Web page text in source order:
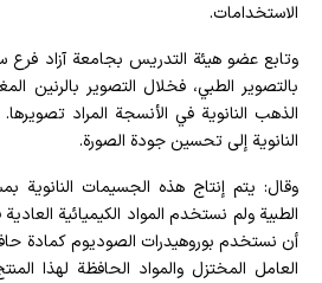
الاستخدامات.
وتابع عضو هيئة التدريس بجامعة آزاد فرع
بالتصوير الطبي، فخلال التصوير بالرنين
الذهب النانوية في الأنسجة المراد
النانوية إلى تحسين جودة الصورة.
وقال: يتم إنتاج هذه الجسيمات النانوية
الطبية ولم نستخدم المواد الكيميائية
أن نستخدم بوروهيدرات الصوديوم كمادة
العامل المختزل والمواد الحافظة لهذا